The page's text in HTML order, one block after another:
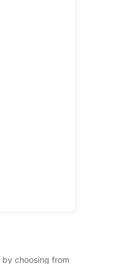
choosing from